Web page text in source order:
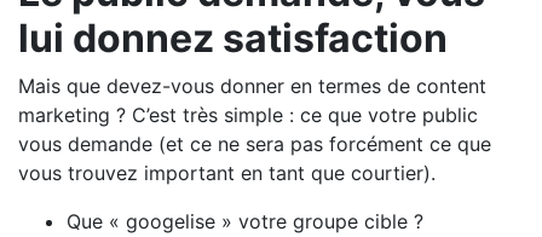
lui donnez satisfaction
Mais que devez-vous donner en termes de content
marketing ? C’est très simple : ce que votre public
vous demande (et ce ne sera pas forcément ce que
vous trouvez important en tant que courtier).
Que « googelise » votre groupe cible ?